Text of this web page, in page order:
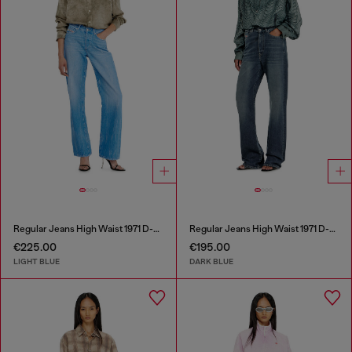
Regular Jeans High Waist 1971 D-Sent
€225.00
LIGHT BLUE
Regular Jeans High Waist 1971 D-Sent
€195.00
DARK BLUE